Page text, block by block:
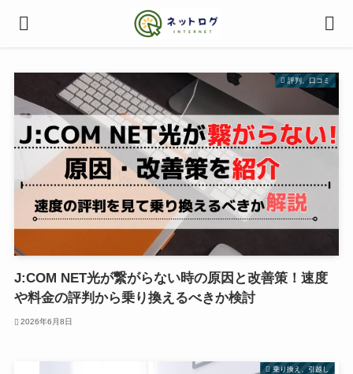
評判、口コミ
J:COM NET光が繋がらない時の原因と改善策！速度
や料金の評判から乗り換えるべきか検討
2026年6月8日
乗り換え、引越し